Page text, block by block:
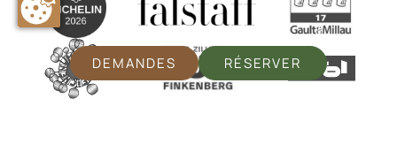
DEMANDES RÉSERVER